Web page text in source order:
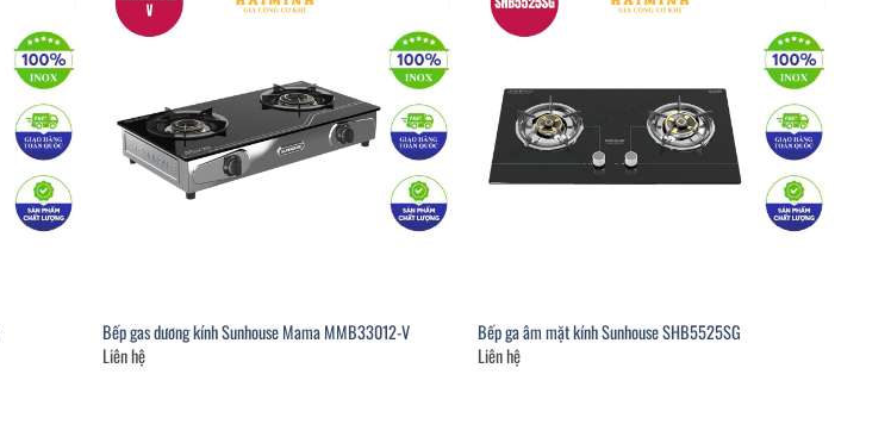
Bếp gas dương kính Sunhouse Mama MMB33012-V
Liên hệ
Bếp ga âm mặt kính Sunhouse SHB5525SG
Liên hệ